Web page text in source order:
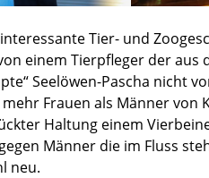
Tier- und
einem Tierpfleger der aus
Seelöwen-Pascha nicht
Frauen als Männer
Haltung einem
Männer die im Fluss
neu.